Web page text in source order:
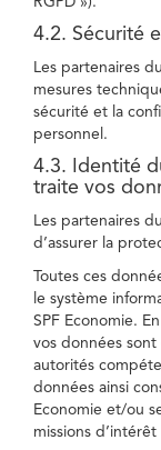
4.2. Sécurité
Les partenaires
mesures
sécurité et la
personnel.
4.3. Identité
traite vos
Les partenaires
d’assurer la
Toutes ces
le système
SPF Economie.
vos données
autorités
données ainsi
Economie et/ou
missions